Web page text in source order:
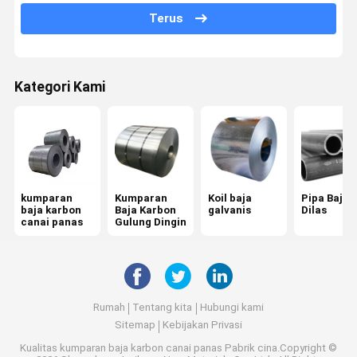
Bantal baja yang cacat
Kumparan Baja PPGI
Kisi Baja Galvanis
Lembaran Baja Gulungan Panas
Plat Baja Galvanis
Rod Baja Bulat
Profil Baja Galvanis
Terus
Kategori Kami
kumparan
baja karbon
canai panas
Kumparan
Baja Karbon
Gulung Dingin
Koil baja
galvanis
Pipa Baja
Dilas
Rumah Tentang kita
Hubungi kami
Sitemap
Kebijakan Privasi
Kualitas kumparan baja karbon canai panas Pabrik cina.Copyright ©